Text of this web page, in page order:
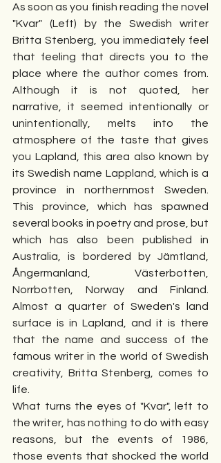
As soon as you finish reading the novel
"Kvar" (Left) by the Swedish writer
Britta Stenberg, you immediately feel
that feeling that directs you to the
place where the author comes from.
Although it is not quoted, her
narrative, it seemed intentionally or
unintentionally, melts into the
atmosphere of the taste that gives
you Lapland, this area also known by
its Swedish name Lappland, which is a
province in northernmost Sweden.
This province, which has spawned
several books in poetry and prose, but
which has also been published in
Australia, is bordered by Jämtland,
Ångermanland, Västerbotten,
Norrbotten, Norway and Finland.
Almost a quarter of Sweden's land
surface is in Lapland, and it is there
that the name and success of the
famous writer in the world of Swedish
creativity, Britta Stenberg, comes to
life.
What turns the eyes of "Kvar", left to
the writer, has nothing to do with easy
reasons, but the events of 1986,
those events that shocked the world